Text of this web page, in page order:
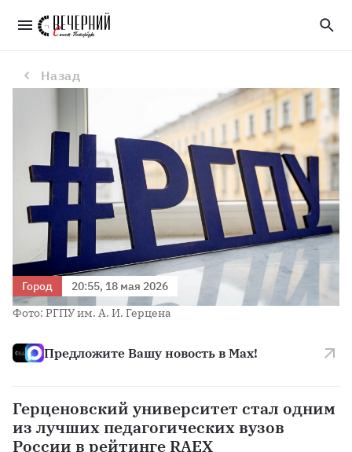
Герценовский университет стал одним из лучших педагогических вузов России в рейтинге RAEX
Назад
Город
20:55, 18 мая 2026
Фото: РГПУ им. А. И. Герцена
Предложите Вашу новость в Max!
Герценовский университет стал одним
из лучших педагогических вузов
России в рейтинге RAEX